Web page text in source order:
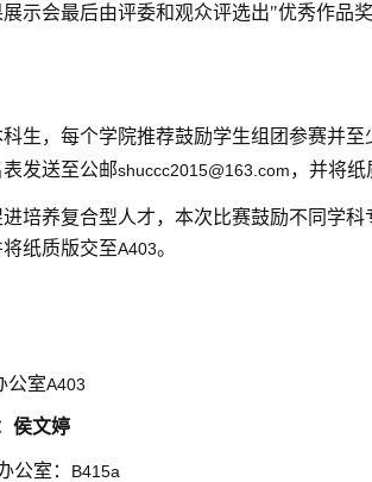
示会最后由评委和观众评选出"优秀作品
生，每个学院推荐鼓励学生组团参赛并至
发送至公邮shuccc2015@163.com，并将
培养复合型人才，本次比赛鼓励不同学
纸质版交至A403。
公室A403
侯文婷
公室： B415a